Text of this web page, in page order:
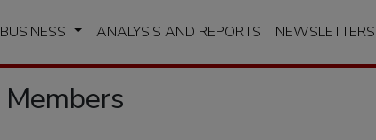
BUSINESS ANALYSIS AND REPORTS NEWSLETTERS
Members